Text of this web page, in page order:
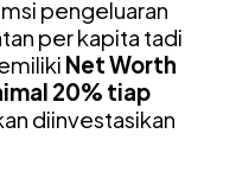
pengeluaran
per kapita tadi
Net Worth
20% tiap
diinvestasikan